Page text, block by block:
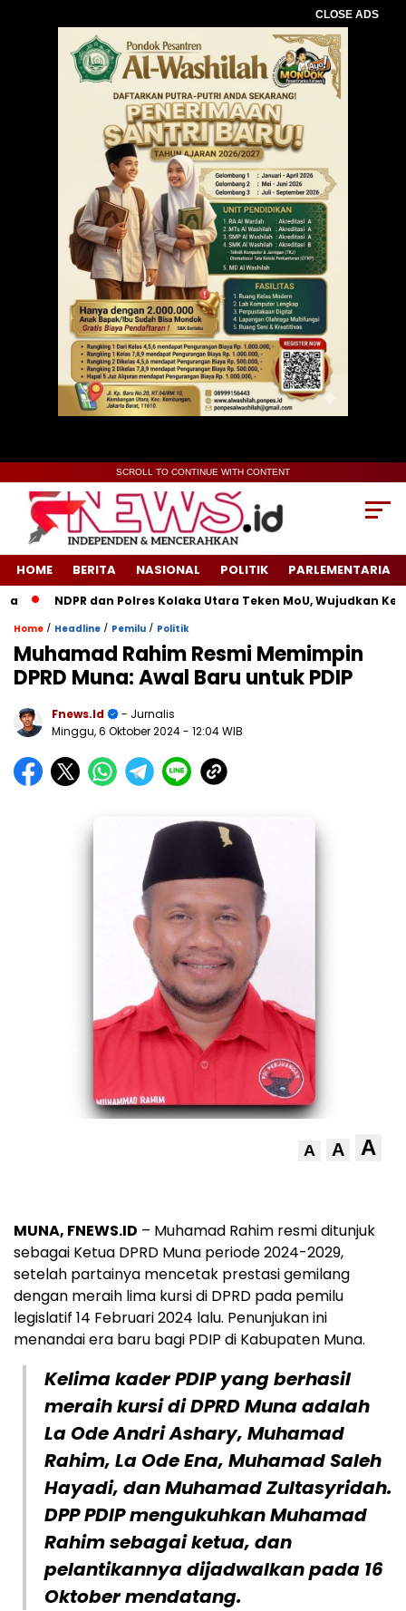
CLOSE ADS
SCROLL TO CONTINUE WITH CONTENT
HOME BERITA NASIONAL POLITIK PARLEMENTARIA
NDPR dan Polres Kolaka Utara Teken MoU, Wujudkan
Home / Headline / Pemilu / Politik
Muhamad Rahim Resmi Memimpin
DPRD Muna: Awal Baru untuk PDIP
Fnews.id
- Jurnalis
Minggu, 6 Oktober 2024- 12:04 WIB
A A A
MUNA, FNEWS.ID – Muhamad Rahim resmi ditunjuk
sebagai Ketua DPRD Muna periode 2024-2029,
setelah partainya mencetak prestasi gemilang
dengan meraih lima kursi di DPRD pada pemilu
legislatif 14 Februari 2024 lalu. Penunjukan ini
menandai era baru bagi PDIP di Kabupaten Muna.
Kelima kader PDIP yang berhasil
meraih kursi di DPRD Muna adalah
La Ode Andri Ashary, Muhamad
Rahim, La Ode Ena, Muhamad Saleh
Hayadi, dan Muhamad Zultasyridah.
DPP PDIP mengukuhkan Muhamad
Rahim sebagai ketua, dan
pelantikannya dijadwalkan pada 16
Oktober mendatang.